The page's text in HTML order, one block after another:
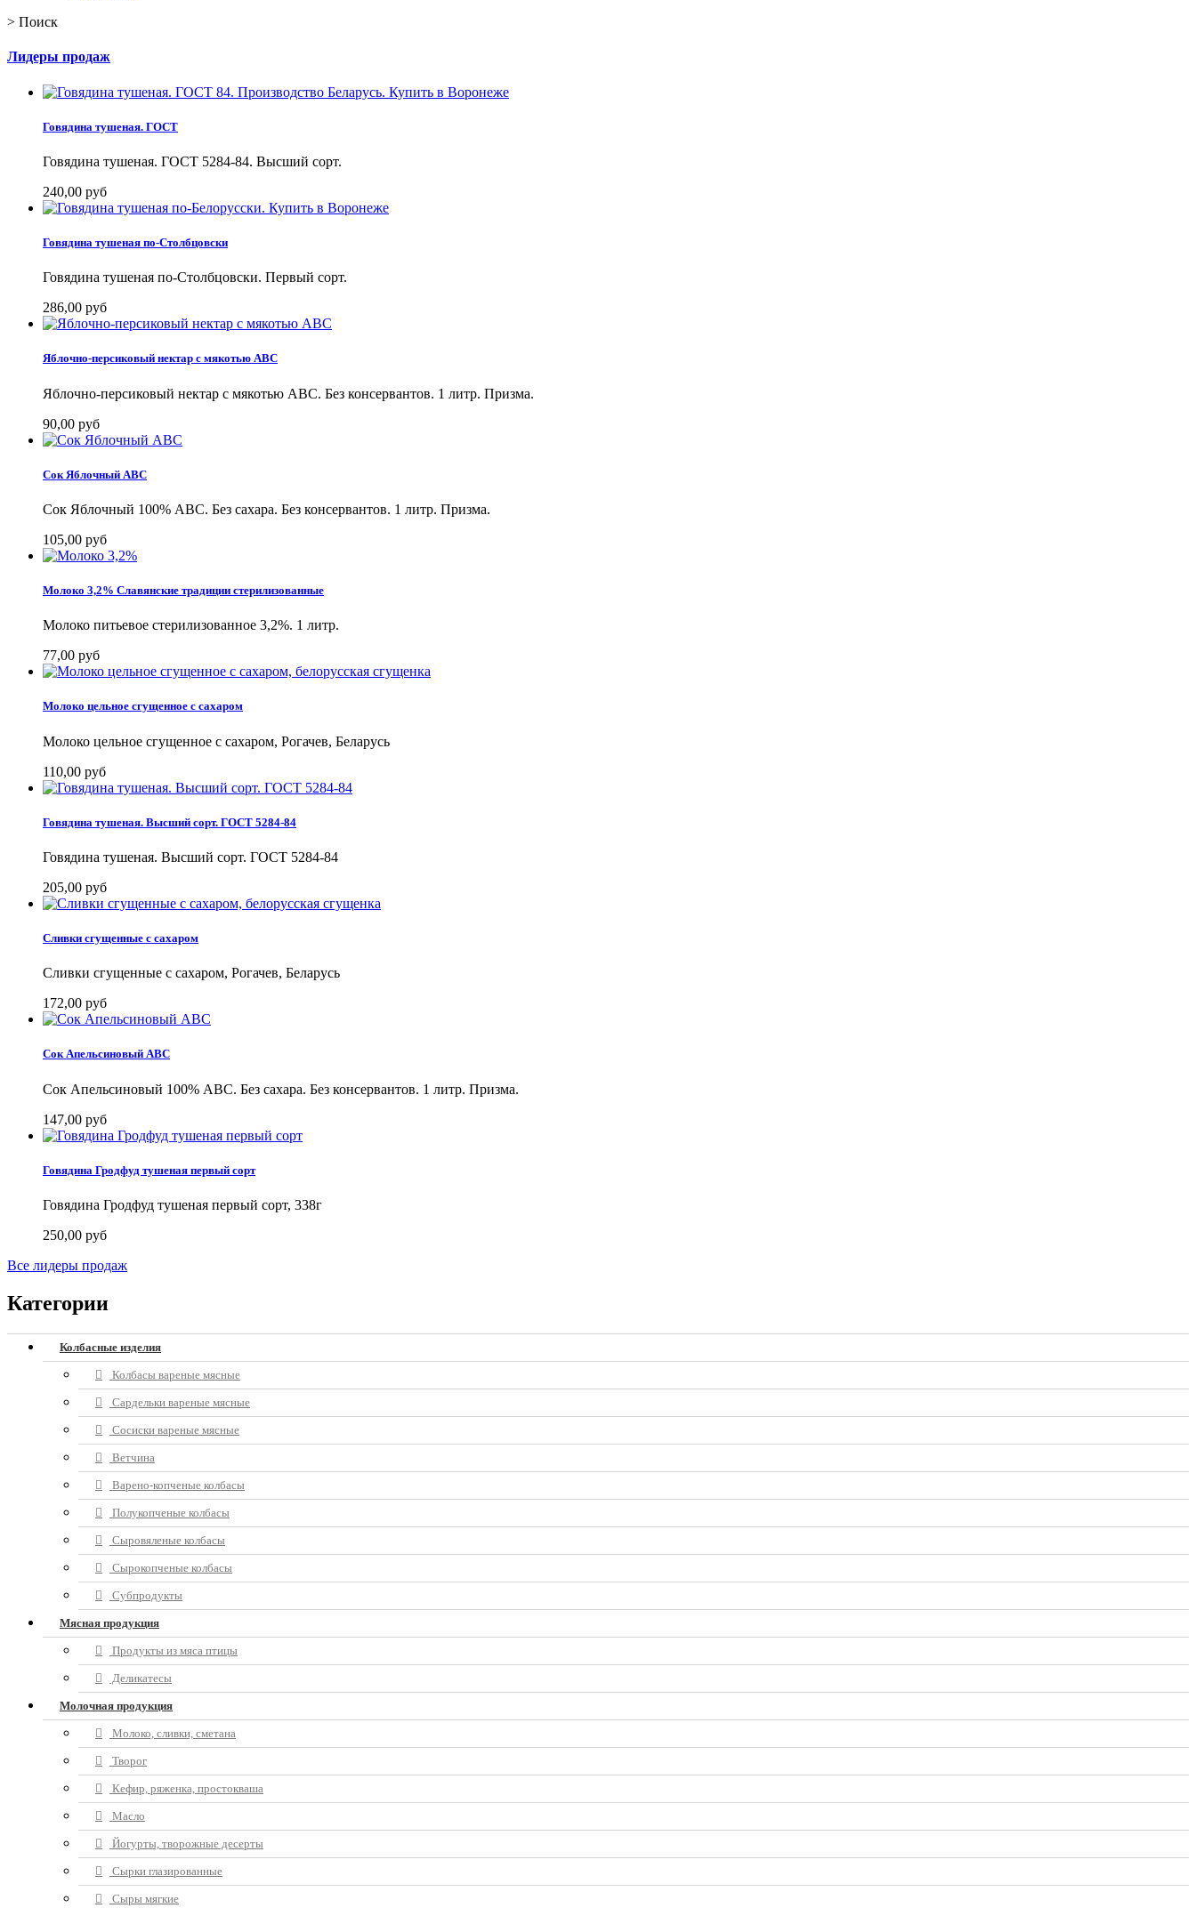
> Поиск
Лидеры продаж
Говядина тушеная. ГОСТ
Говядина тушеная. ГОСТ 5284-84. Высший сорт.
240,00 руб
Говядина тушеная по-Столбцовски
Говядина тушеная по-Столбцовски. Первый сорт.
286,00 руб
Яблочно-персиковый нектар с мякотью ABC
Яблочно-персиковый нектар с мякотью ABC. Без консервантов. 1 литр. Призма.
90,00 руб
Сок Яблочный ABC
Сок Яблочный 100% ABC. Без сахара. Без консервантов. 1 литр. Призма.
105,00 руб
Молоко 3,2% Славянские традиции стерилизованные
Молоко питьевое стерилизованное 3,2%. 1 литр.
77,00 руб
Молоко цельное сгущенное с сахаром
Молоко цельное сгущенное с сахаром, Рогачев, Беларусь
110,00 руб
Говядина тушеная. Высший сорт. ГОСТ 5284-84
Говядина тушеная. Высший сорт. ГОСТ 5284-84
205,00 руб
Cливки сгущенные с сахаром
Cливки сгущенные с сахаром, Рогачев, Беларусь
172,00 руб
Сок Апельсиновый ABC
Сок Апельсиновый 100% ABC. Без сахара. Без консервантов. 1 литр. Призма.
147,00 руб
Говядина Гродфуд тушеная первый сорт
Говядина Гродфуд тушеная первый сорт, 338г
250,00 руб
Все лидеры продаж
Категории
Колбасные изделия
Колбасы вареные мясные
Сардельки вареные мясные
Сосиски вареные мясные
Ветчина
Варено-копченые колбасы
Полукопченые колбасы
Сыровяленые колбасы
Сырокопченые колбасы
Субпродукты
Мясная продукция
Продукты из мяса птицы
Деликатесы
Молочная продукция
Молоко, сливки, сметана
Творог
Кефир, ряженка, простокваша
Масло
Йогурты, творожные десерты
Сырки глазированные
Сыры мягкие